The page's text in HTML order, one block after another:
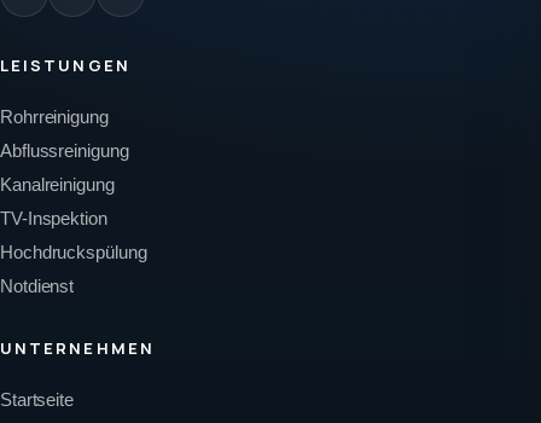
LEISTUNGEN
Rohrreinigung
Abflussreinigung
Kanalreinigung
TV-Inspektion
Hochdruckspülung
Notdienst
UNTERNEHMEN
Startseite